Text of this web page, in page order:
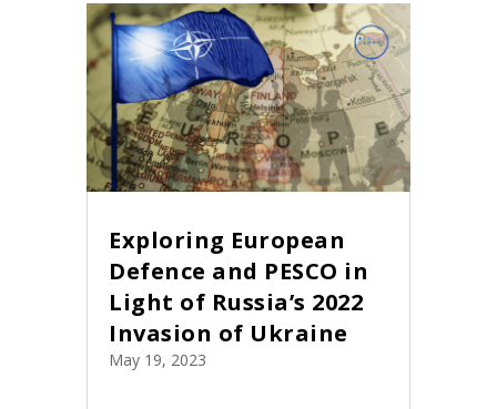
Exploring European
Defence and PESCO in
Light of Russia’s 2022
Invasion of Ukraine
May 19, 2023